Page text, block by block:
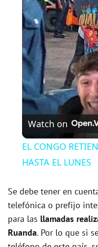
Watch on
EL CONGO
HASTA EL LUNES
Se debe tener en
telefónica o prefijo
para las llamadas
Ruanda. Por lo que si